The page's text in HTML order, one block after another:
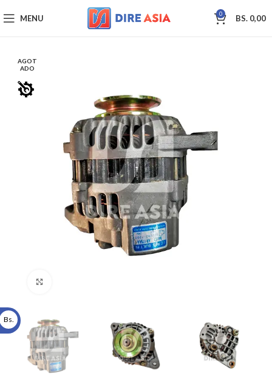
MENU 0 BS. 0,00
AGOT
ADO
Bs.